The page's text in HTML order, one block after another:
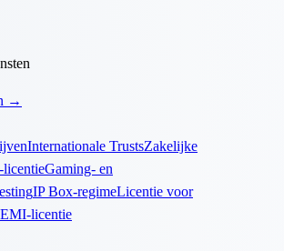
→
Internationale TrustsZakelijke
Gaming- en
IP Box-regimeLicentie voor
EMI-licentie